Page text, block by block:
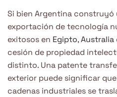
Si bien Argentina
exportación de tecnología
exitosos en Egipto,Australia
cesión de propiedad
distinto. Una patente
exterior puede significar
cadenas industriales se